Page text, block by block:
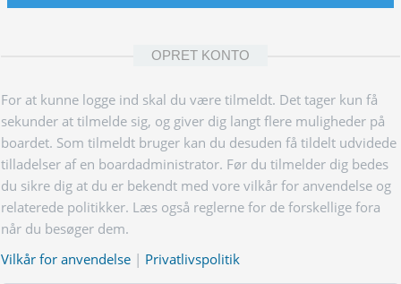
OPRET KONTO
For at kunne logge ind skal du være tilmeldt. Det tager kun få
sekunder at tilmelde sig, og giver dig langt flere muligheder på
boardet. Som tilmeldt bruger kan du desuden få tildelt udvidede
tilladelser af en boardadministrator. Før du tilmelder dig bedes
du sikre dig at du er bekendt med vore vilkår for anvendelse og
relaterede politikker. Læs også reglerne for de forskellige fora
når du besøger dem.
Vilkår for anvendelse | Privatlivspolitik